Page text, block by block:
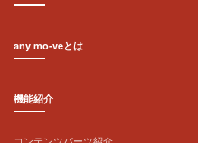
any mo-veとは
機能紹介
コンテンツパーツ紹介